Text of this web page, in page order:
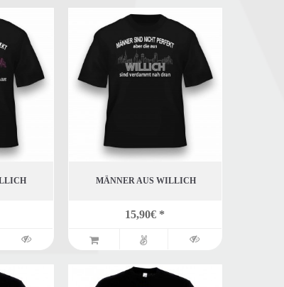
MÄNNER AUS WILLICH
15,90€ *